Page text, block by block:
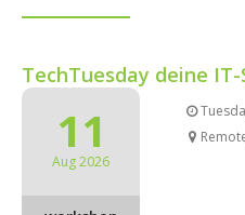
TechTuesday deine
11
Aug 2026